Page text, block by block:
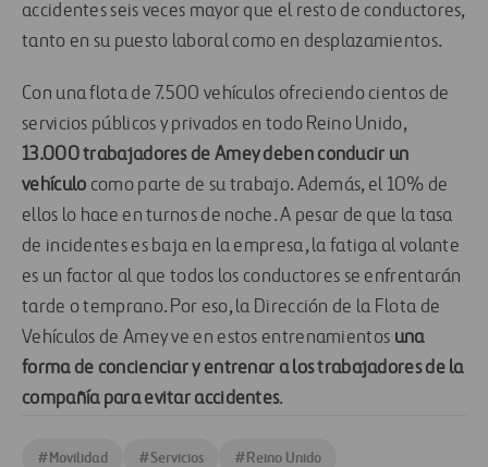
accidentes seis veces mayor que el resto de conductores,
tanto en su puesto laboral como en desplazamientos.
Con una flota de 7.500 vehículos ofreciendo cientos de
servicios públicos y privados en todo Reino Unido,
13.000 trabajadores de Amey deben conducir un
vehículo como parte de su trabajo. Además, el 10% de
ellos lo hace en turnos de noche. A pesar de que la tasa
de incidentes es baja en la empresa, la fatiga al volante
es un factor al que todos los conductores se enfrentarán
tarde o temprano. Por eso, la Dirección de la Flota de
Vehículos de Amey ve en estos entrenamientos una
forma de concienciar y entrenar a los trabajadores de la
compañía para evitar accidentes.
#Movilidad #Servicios #Reino Unido